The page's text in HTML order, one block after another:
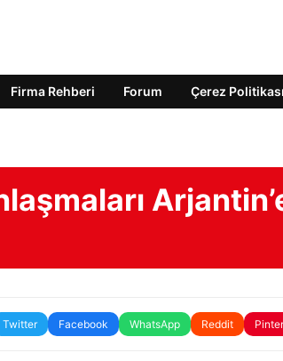
Firma Rehberi Forum Çerez Politikası
Twitter Facebook WhatsApp Reddit